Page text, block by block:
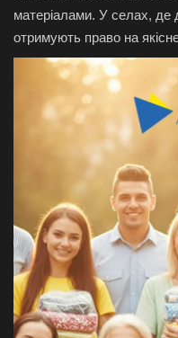
матеріалами. У селах, де
отримують право на